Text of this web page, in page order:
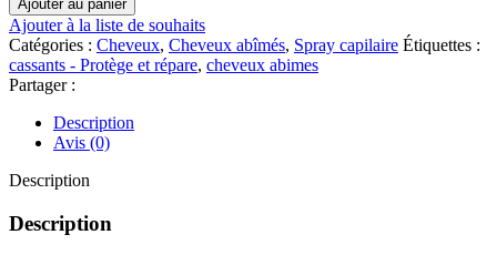
PHYTO
PARIS
RÉPARATION
Spray
Thermo-
Protecteur
230°C
Anti-
Casse
ML
Ajouter au panier
Ajouter à la liste de souhaits
Catégories : Cheveux, Cheveux abîmés, Spray capilaire Étiquettes :
cassants - Protège et répare, cheveux abimes
Partager :
Description
Avis (0)
Description
Description